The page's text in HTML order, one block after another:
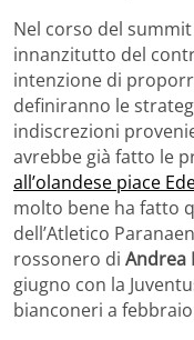
Nel corso del
innanzitutto del
intenzione di
definiranno le
indiscrezioni
avrebbe già fatto le
all’olandese piace
molto bene ha fatto
dell’Atletico
rossonero di Andrea
giugno con la
bianconeri a